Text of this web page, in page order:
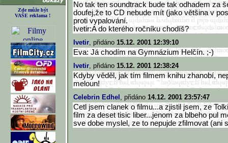
Zde může být
VAŠE reklama !
No tak ten soundtrack bude tak odhadem za
doufej,že to CD nebude mít (jako většina v
proti vypalování.
Ivetir:A do kterého ročníku chodíš?
Ivetir, přidáno 15.12. 2001 12:39:10
Eva: Já chodím na Gymnázium Helčín. ;-)
Ivetir, přidáno 15.12. 2001 12:38:24
Kdyby věděl, jak tím filmem knihu zhanobí,
meloun!
Celebrin Edhel , přidáno 14.12. 2001 23:57:47
Cetl jsem clanek o filmu...a zjistil jsem, ze
film za deset tisic liber...jenom za blbeho pul
sve dobe myslel, ze to nepujde zfilmovat (ani